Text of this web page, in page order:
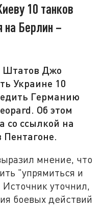
10 танков
на Берлин –
Штатов Джо
Украине 10
Германию
Об этом
со ссылкой на
мнение, что
"упрямиться и
уточнил,
боевых действий